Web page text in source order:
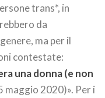
trans*, in
da
ma per il
contestate:
una donna (e non
maggio 2020)». Per i